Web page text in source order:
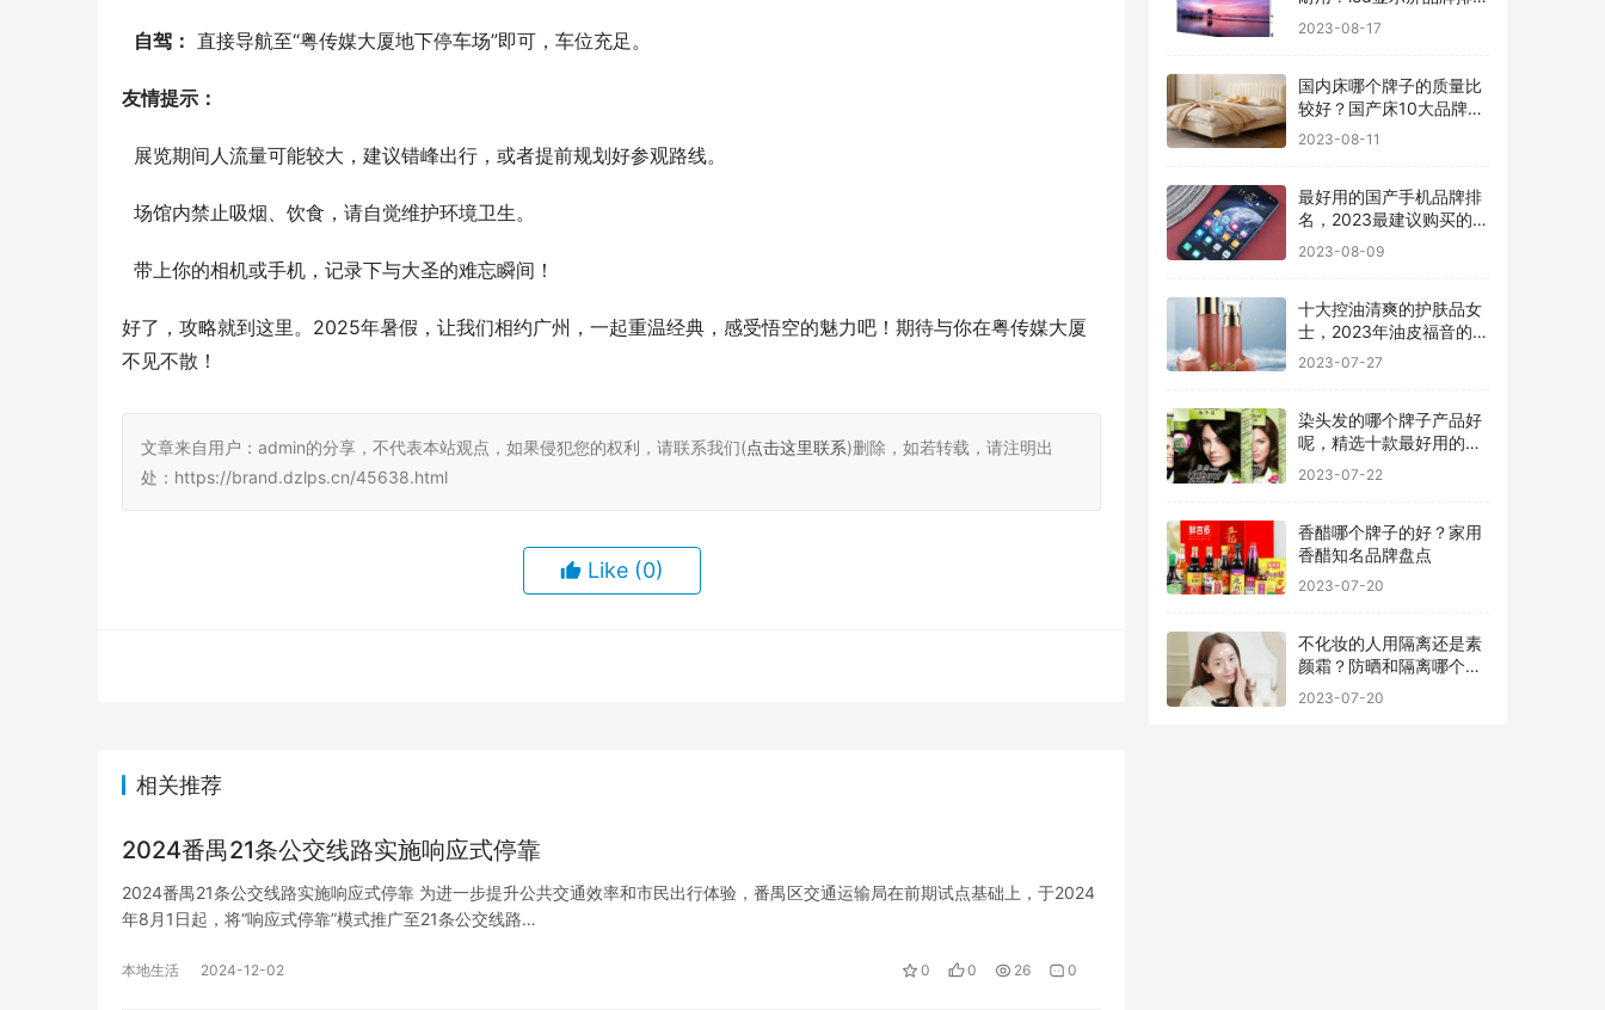
自驾： 直接导航至“粤传媒大厦地下停车场”即可，车位充足。
友情提示：
  展览期间人流量可能较大，建议错峰出行，或者提前规划好参观路线。
  场馆内禁止吸烟、饮食，请自觉维护环境卫生。
  带上你的相机或手机，记录下与大圣的难忘瞬间！
好了，攻略就到这里。2025年暑假，让我们相约广州，一起重温经典，感受悟空的魅力吧！期待与你在粤传媒大厦
不见不散！
文章来自用户：admin的分享，不代表本站观点，如果侵犯您的权利，请联系我们(点击这里联系)删除，如若转载，请注明出
处：https://brand.dzlps.cn/45638.html
Like (0)
相关推荐
2024番禺21条公交线路实施响应式停靠
2024番禺21条公交线路实施响应式停靠 为进一步提升公共交通效率和市民出行体验，番禺区交通运输局在前期试点基础上，于2024
年8月1日起，将“响应式停靠”模式推广至21条公交线路…
本地生活 2024-12-02 0 0 26 0
前十名
2023-08-17
国内床哪个牌子的质量比
较好？国产床10大品牌最
新排名
2023-08-11
最好用的国产手机品牌排
名，2023最建议购买的5
款手机
2023-08-09
十大控油清爽的护肤品女
士，2023年油皮福音的护
肤品有哪些
2023-07-27
染头发的哪个牌子产品好
呢，精选十款最好用的染
发剂品牌
2023-07-22
香醋哪个牌子的好？家用
香醋知名品牌盘点
2023-07-20
不化妆的人用隔离还是素
颜霜？防晒和隔离哪个先
用最好
2023-07-20